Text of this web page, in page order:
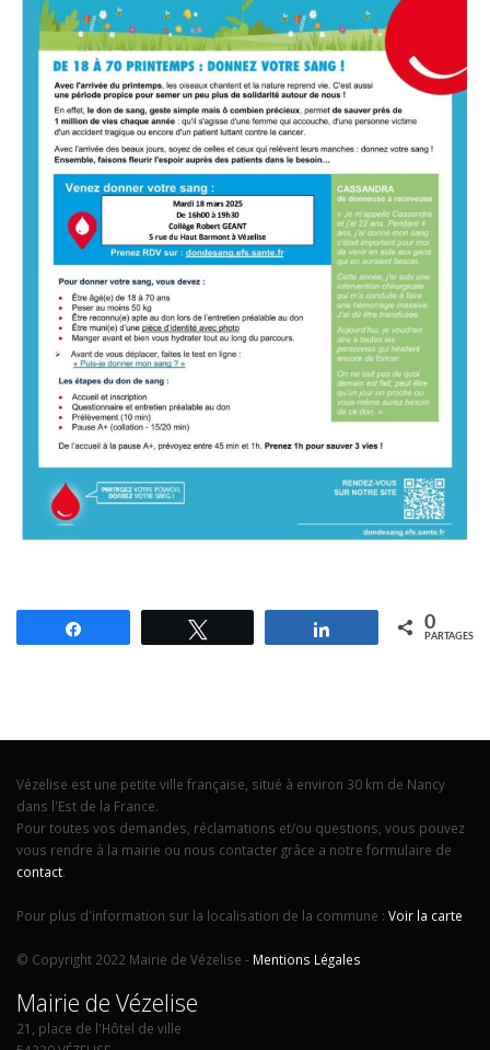
Partagez 0
PARTAGES
Vézelise est une petite ville française, situé à environ 30 km de Nancy
dans l'Est de la France.
Pour toutes vos demandes, réclamations et/ou questions, vous pouvez
vous rendre à la mairie ou nous contacter grâce a notre formulaire de
contact.
Pour plus d'information sur la localisation de la commune : Voir la carte
© Copyright 2022 Mairie de Vézelise - Mentions Légales
Mairie de Vézelise
21, place de l'Hôtel de ville